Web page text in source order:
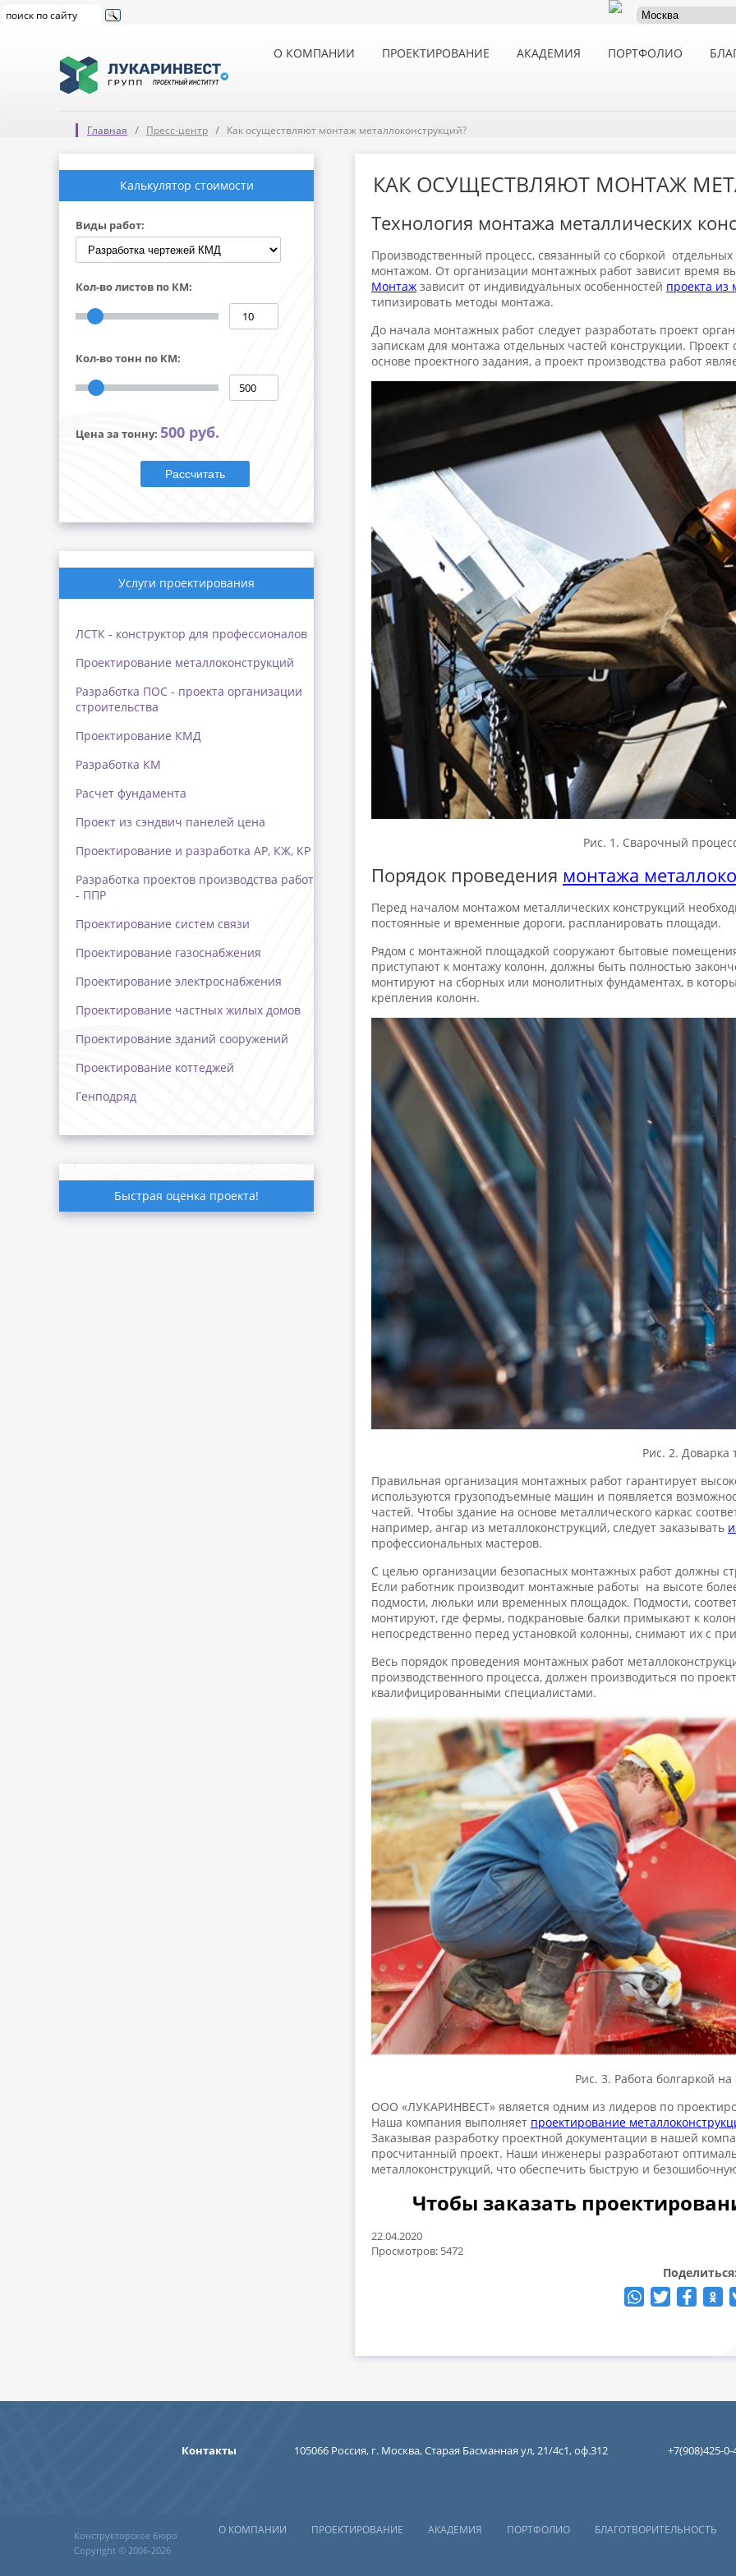
О КОМПАНИИ ПРОЕКТИРОВАНИЕ АКАДЕМИЯ ПОРТФОЛИО
Главная Пресс-центр Как осуществляют монтаж металлоконструкций?
Калькулятор стоимости
Виды работ:
Кол-во листов по КМ:
Кол-во тонн по КМ:
Цена за тонну: 500 руб.
Рассчитать
Услуги проектирования
ЛСТК - конструктор для профессионалов
Проектирование металлоконструкций
Разработка ПОС - проекта организации
строительства
Проектирование КМД
Разработка КМ
Расчет фундамента
Проект из сэндвич панелей цена
Проектирование и разработка АР, КЖ, КР
Разработка проектов производства работ
- ППР
Проектирование систем связи
Проектирование газоснабжения
Проектирование электроснабжения
Проектирование частных жилых домов
Проектирование зданий сооружений
Проектирование коттеджей
Генподряд
Быстрая оценка проекта!
КАК ОСУЩЕСТВЛЯЮТ МОНТАЖ
Технология монтажа металлических
Производственный процесс, связанный со сборкой
монтажом. От организации монтажных работ зависит время
Монтаж зависит от индивидуальных особенностей проекта из
типизировать методы монтажа.
До начала монтажных работ следует разработать проект
запискам для монтажа отдельных частей конструкции.
основе проектного задания, а проект производства работ
Рис. 1. Сварочный
Порядок проведения монтажа
Перед началом монтажом металлических конструкций
постоянные и временные дороги, распланировать площади.
Рядом с монтажной площадкой сооружают бытовые
приступают к монтажу колонн, должны быть полностью
монтируют на сборных или монолитных фундаментах, в
крепления колонн.
Рис. 2. Доварка
Правильная организация монтажных работ гарантирует
используются грузоподъемные машин и появляется
частей. Чтобы здание на основе металлического каркас
например, ангар из металлоконструкций, следует заказывать
профессиональных мастеров.
С целью организации безопасных монтажных работ должны
Если работник производит монтажные работы на высоте
подмости, люльки или временных площадок. Подмости,
монтируют, где фермы, подкрановые балки примыкают к
непосредственно перед установкой колонны, снимают их с
Весь порядок проведения монтажных работ
производственного процесса, должен производиться по
квалифицированными специалистами.
Рис. 3. Работа болгаркой
ООО «ЛУКАРИНВЕСТ» является одним из лидеров по
Наша компания выполняет проектирование
Заказывая разработку проектной документации в нашей
просчитанный проект. Наши инженеры разработают
металлоконструкций, что обеспечить быструю и
Чтобы заказать
22.04.2020
Просмотров: 5472
Контакты 105066 Россия, г. Москва, Старая Басманная ул, 21/4с1, оф.312 +7(908)425-0-
Конструкторское бюро
Copyright © 2006-2026
О КОМПАНИИ ПРОЕКТИРОВАНИЕ АКАДЕМИЯ ПОРТФОЛИО БЛАГОТВОРИТЕЛЬНОСТЬ